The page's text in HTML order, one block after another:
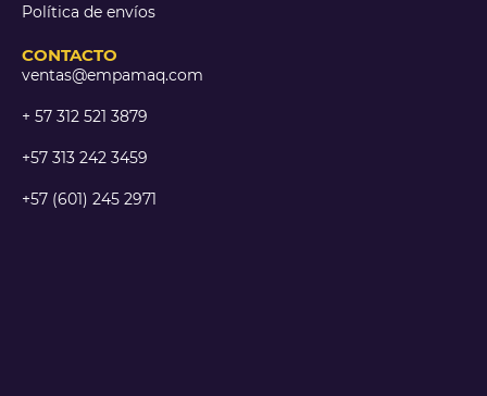
Política de envíos
CONTACTO
ventas@empamaq.com
+ 57 312 521 3879
+57 313 242 3459
+57 (601) 245 2971